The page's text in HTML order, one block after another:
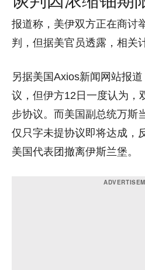
报道称，美伊双方正在商讨
判，但据美官员透露，相关
另据美国Axios新闻网站报
议，但伊方12日一度认为，
步协议。而美国副总统万斯
仅只字未提协议即将达成，
美国代表团撤离伊斯兰堡。